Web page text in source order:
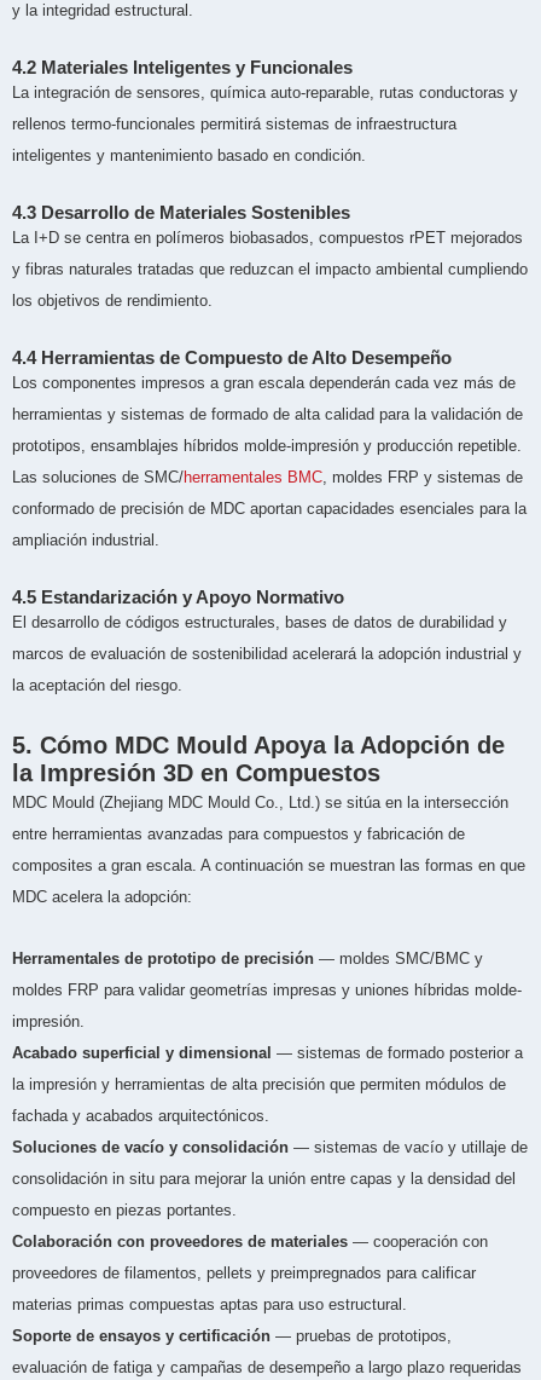
y la integridad estructural.
4.2 Materiales Inteligentes y Funcionales
La integración de sensores, química auto-reparable, rutas conductoras y
rellenos termo-funcionales permitirá sistemas de infraestructura
inteligentes y mantenimiento basado en condición.
4.3 Desarrollo de Materiales Sostenibles
La I+D se centra en polímeros biobasados, compuestos rPET mejorados
y fibras naturales tratadas que reduzcan el impacto ambiental cumpliendo
los objetivos de rendimiento.
4.4 Herramientas de Compuesto de Alto Desempeño
Los componentes impresos a gran escala dependerán cada vez más de
herramientas y sistemas de formado de alta calidad para la validación de
prototipos, ensamblajes híbridos molde-impresión y producción repetible.
Las soluciones de SMC/herramentales BMC, moldes FRP y sistemas de
conformado de precisión de MDC aportan capacidades esenciales para la
ampliación industrial.
4.5 Estandarización y Apoyo Normativo
El desarrollo de códigos estructurales, bases de datos de durabilidad y
marcos de evaluación de sostenibilidad acelerará la adopción industrial y
la aceptación del riesgo.
5. Cómo MDC Mould Apoya la Adopción de
la Impresión 3D en Compuestos
MDC Mould (Zhejiang MDC Mould Co., Ltd.) se sitúa en la intersección
entre herramientas avanzadas para compuestos y fabricación de
composites a gran escala. A continuación se muestran las formas en que
MDC acelera la adopción:
Herramentales de prototipo de precisión — moldes SMC/BMC y
moldes FRP para validar geometrías impresas y uniones híbridas molde-
impresión.
Acabado superficial y dimensional — sistemas de formado posterior a
la impresión y herramientas de alta precisión que permiten módulos de
fachada y acabados arquitectónicos.
Soluciones de vacío y consolidación — sistemas de vacío y utillaje de
consolidación in situ para mejorar la unión entre capas y la densidad del
compuesto en piezas portantes.
Colaboración con proveedores de materiales — cooperación con
proveedores de filamentos, pellets y preimpregnados para calificar
materias primas compuestas aptas para uso estructural.
Soporte de ensayos y certificación — pruebas de prototipos,
evaluación de fatiga y campañas de desempeño a largo plazo requeridas